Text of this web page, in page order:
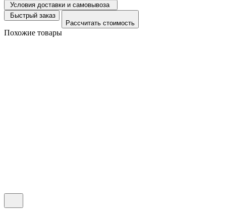
Условия доставки и самовывоза
Быстрый заказ
Рассчитать стоимость
Похожие товары